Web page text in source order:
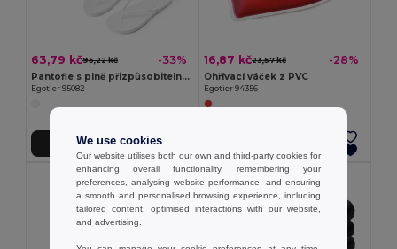
63,79 kč95,22 kč -33%
Pantofle s plně přizpůsobitelnou sublimační podrážkou
Egotier 95082
Přidat do košíku
16,87 kč23,57 kč -28%
Ohřívací váček z PVC
Egotier 94356
We use cookies
Our website utilises both our own and third-party cookies for
enhancing overall functionality, remembering your
preferences, analysing website performance, and ensuring
a smooth and personalised browsing experience, including
tailored content, optimised interactions with our website,
and advertising.